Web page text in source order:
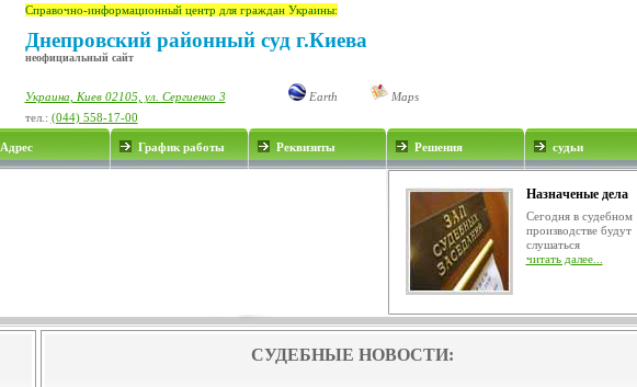
Справочно-информационный центр для граждан Украины:
Днепровский районный суд г.Киева
неофициальный сайт
Украина, Киев 02105, ул. Сергиенко 3 Earth
Maps
тел.: (044) 558-17-00
Адрес График работы Реквизиты Решения судьи
Назначеные дела
Сегодня в судебном
производстве будут
слушаться
читать далее...
СУДЕБНЫЕ НОВОСТИ: